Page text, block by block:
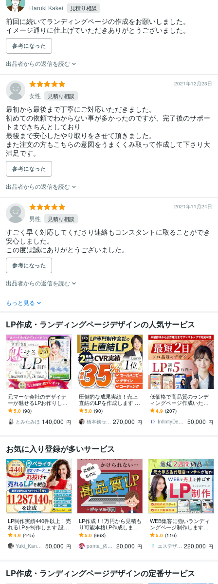
Haruki Kakei 見積り相談
前回に続いてランディングページの作成をお願いしました。
イメージ通りに仕上げていただきありがとうございました。
参考になった
出品者からの返信を読む
2021年12月23日
女性 見積り相談
最初から最後まで丁寧にご対応いただきました。
初めての依頼でわからない事が多かったのですが、完了後のサポー
トまできちんとしており
最後まで安心したやり取りをさせて頂きました。
また注文の方もこちらの意図をうまくくみ取って作成して下さり大
満足です。
参考になった
出品者からの返信を読む
2021年11月24日
男性 見積り相談
すごく早く対応してくださり連絡もコンスタントに取ることができ
安心しました。
この度は誠にありがとうございました。
参考になった
出品者からの返信を読む
もっと見る
LP作成・ランディングページデザインの人気サービス
元マーケ会社のデザイナ
ーが魅せるLPお作りしま
す マーケティング視点で
反応を高めるLPを設計！
5.0 (98)
とみたみほ 140,000 円
圧倒的な成果実績！売上
直結のLPを作成します Go
ogle・Meta広告で成果！
原稿ゼロから丸投げOK
5.0 (90)
橋本務セールスデザインオフィス合同会社 270,000 円
低価格で高品質のランデ
ィングページ作成いたし
ます ココナラ実績100件
以上の実績ありハイクオ
リティLP制作
4.9 (207)
InfinityDesign1127
50,000 円
お気に入り登録が多いサービス
LP制作実績440件以上！売
れるLPを制作します 設
計、構成からライティン
グ、デザインまで全て丸
投げ対応可能！
4.9 (445)
Yuki_Kanamaru 50,000 円
LP作成！1万円から見積も
り可能本格LP作成します
元広告代理店勤務、現ア
フィリエイターがLP作成
★サンプルあり
5.0 (668)
ponta_依頼多数のため返信遅れます
20,000 円
WEB集客に強いランディ
ングページ制作します
【公式PRO認定済】広告
成果を最大化するLPを制
作します
5.0 (116)
エスデザインマーケティング 220,000 円
LP作成・ランディングページデザインの定番サービス